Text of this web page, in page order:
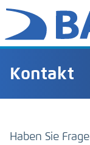
Kontakt
Haben Sie